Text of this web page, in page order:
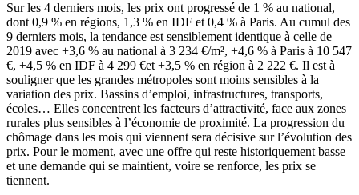
Sur les 4 derniers mois, les prix ont progressé de 1 % au national,
dont 0,9 % en régions, 1,3 % en IDF et 0,4 % à Paris. Au cumul des
9 derniers mois, la tendance est sensiblement identique à celle de
2019 avec +3,6 % au national à 3 234 €/m², +4,6 % à Paris à 10 547
€, +4,5 % en IDF à 4 299 €et +3,5 % en région à 2 222 €. Il est à
souligner que les grandes métropoles sont moins sensibles à la
variation des prix. Bassins d’emploi, infrastructures, transports,
écoles… Elles concentrent les facteurs d’attractivité, face aux zones
rurales plus sensibles à l’économie de proximité. La progression du
chômage dans les mois qui viennent sera décisive sur l’évolution des
prix. Pour le moment, avec une offre qui reste historiquement basse
et une demande qui se maintient, voire se renforce, les prix se
tiennent.